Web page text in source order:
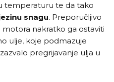
temperaturu te da tako
snagu. Preporučljivo
nakratko ga ostaviti
ulje, koje podmazuje
pregrijavanje ulja u